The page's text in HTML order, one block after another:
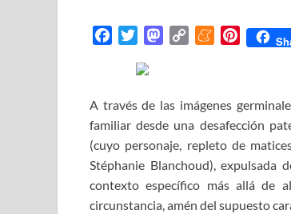
b
o
o
k
i
t
e
r
M
o
d
o
n
L
i
n
k
M
a
m
e
P
e
r
e
s
t
A través de las imágenes
familiar desde una desafección
(cuyo personaje, repleto de
Stéphanie Blanchoud), expulsada
contexto específico más allá de
circunstancia, amén del supuesto